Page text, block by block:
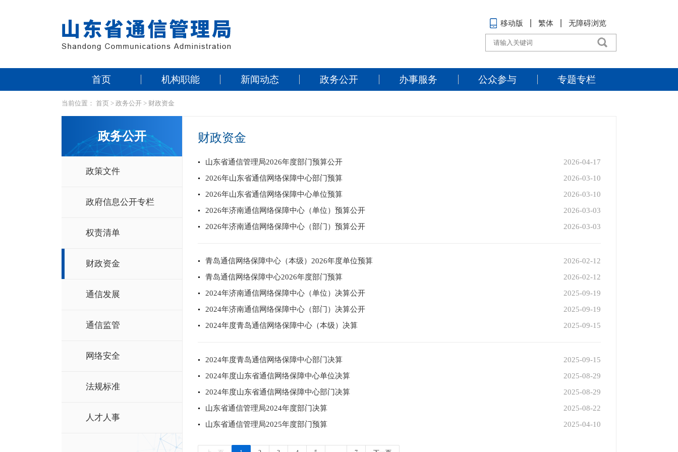
移动版 繁体 无障碍浏览
首页 机构职能 新闻动态 政务公开 办事服务 公众参与 专题专栏
当前位置： 首页 > 政务公开 > 财政资金
政务公开
政策文件
政府信息公开专栏
权责清单
财政资金
通信发展
通信监管
网络安全
法规标准
人才人事
财政资金
2026-04-17
山东省通信管理局2026年度部门预算公开
2026-03-10
2026年山东省通信网络保障中心部门预算
2026-03-10
2026年山东省通信网络保障中心单位预算
2026-03-03
2026年济南通信网络保障中心（单位）预算公开
2026-03-03
2026年济南通信网络保障中心（部门）预算公开
2026-02-12
青岛通信网络保障中心（本级）2026年度单位预算
2026-02-12
青岛通信网络保障中心2026年度部门预算
2025-09-19
2024年济南通信网络保障中心（单位）决算公开
2025-09-19
2024年济南通信网络保障中心（部门）决算公开
2025-09-15
2024年度青岛通信网络保障中心（本级）决算
2025-09-15
2024年度青岛通信网络保障中心部门决算
2025-08-29
2024年度山东省通信网络保障中心单位决算
2025-08-29
2024年度山东省通信网络保障中心部门决算
2025-08-22
山东省通信管理局2024年度部门决算
2025-04-10
山东省通信管理局2025年度部门预算